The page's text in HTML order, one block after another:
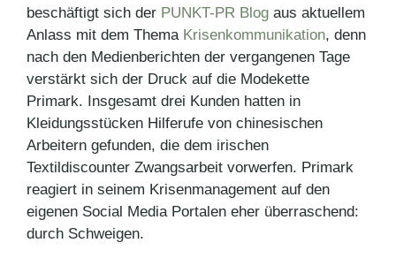
beschäftigt sich der PUNKT-PR Blog aus aktuellem
Anlass mit dem Thema Krisenkommunikation, denn
nach den Medienberichten der vergangenen Tage
verstärkt sich der Druck auf die Modekette
Primark. Insgesamt drei Kunden hatten in
Kleidungsstücken Hilferufe von chinesischen
Arbeitern gefunden, die dem irischen
Textildiscounter Zwangsarbeit vorwerfen. Primark
reagiert in seinem Krisenmanagement auf den
eigenen Social Media Portalen eher überraschend:
durch Schweigen.